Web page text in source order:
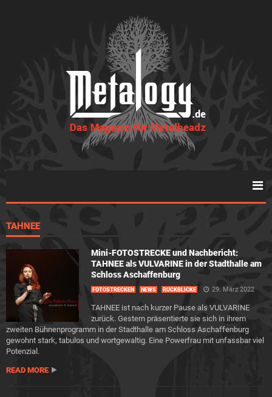
TAHNEE
Mini-FOTOSTRECKE und Nachbericht:
TAHNEE als VULVARINE in der Stadthalle am
Schloss Aschaffenburg
FOTOSTRECKEN NEWS RÜCKBLICKE 29. März 2022
TAHNEE ist nach kurzer Pause als VULVARINE
zurück. Gestern präsentierte sie sich in ihrem
zweiten Bühnenprogramm in der Stadthalle am Schloss Aschaffenburg
gewohnt stark, tabulos und wortgewaltig. Eine Powerfrau mit unfassbar viel
Potenzial.
READ MORE